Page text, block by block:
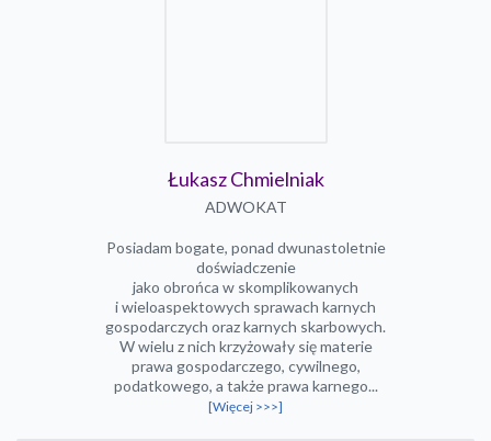
Łukasz Chmielniak
ADWOKAT
Posiadam bogate, ponad dwunastoletnie
doświadczenie
jako obrońca w skomplikowanych
i wieloaspektowych sprawach karnych
gospodarczych oraz karnych skarbowych.
W wielu z nich krzyżowały się materie
prawa gospodarczego, cywilnego,
podatkowego, a także prawa karnego...
[Więcej >>>]